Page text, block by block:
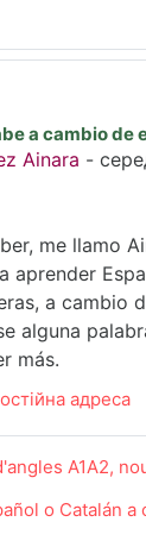
Aziz Jaber
a cambio de
Ainara -
me llamo
aprender
a cambio
alguna
más.
адреса
A1A2,
o Catalán